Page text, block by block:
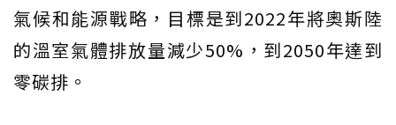
氣候和能源戰略，目標是到2022年將奧斯陸
的溫室氣體排放量減少50%，到2050年達到
零碳排。